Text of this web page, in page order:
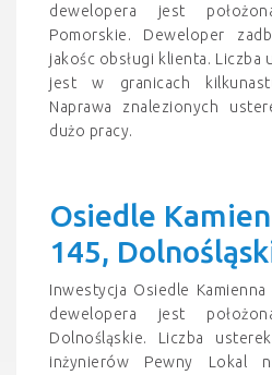
dewelopera jest
Pomorskie. Deweloper
jakośc obsługi klienta. Liczba
jest w granicach
Naprawa znalezionych
dużo pracy.
Osiedle
145,
Inwestycja Osiedle
dewelopera jest
Dolnośląskie. Liczba
inżynierów Pewny Lokal